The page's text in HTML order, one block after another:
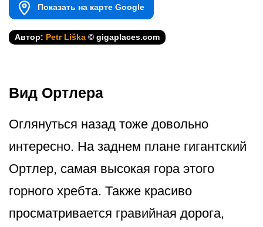
Показать на карте Google
Автор: Petr Liška © gigaplaces.com
Вид Ортлера
Оглянуться назад тоже довольно
интересно. На заднем плане гигантский
Ортлер, самая высокая гора этого
горного хребта. Также красиво
просматривается гравийная дорога,